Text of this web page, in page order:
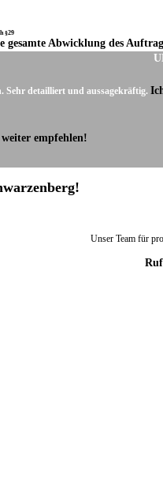
§29
gesamte Abwicklung des
Sehr detailliert und aussagekräftig.
empfehlen!
Unser Team für